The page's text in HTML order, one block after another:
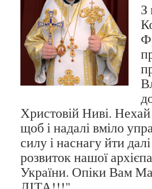
З
Христовій Ниві.
щоб і надалі вміло
силу і наснагу йти
розвиток нашої
України. Опіки Вам